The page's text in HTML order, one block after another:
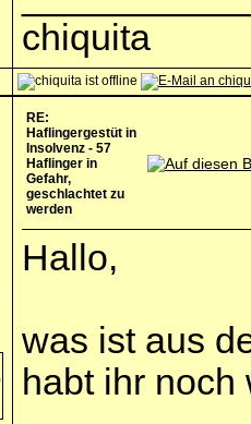
chiquita
RE:
Haflingergestüt in
Insolvenz - 57
Haflinger in
Gefahr,
geschlachtet zu
werden
Hallo,
was ist aus
habt ihr noch